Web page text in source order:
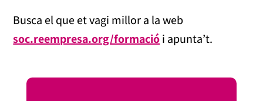
Busca el que et vagi millor a la web
soc.reempresa.org/formaciói apunta’t.